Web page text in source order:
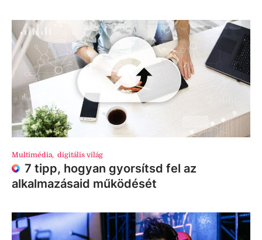
Multimédia, digitális világ
7 tipp, hogyan gyorsítsd fel az
alkalmazásaid működését